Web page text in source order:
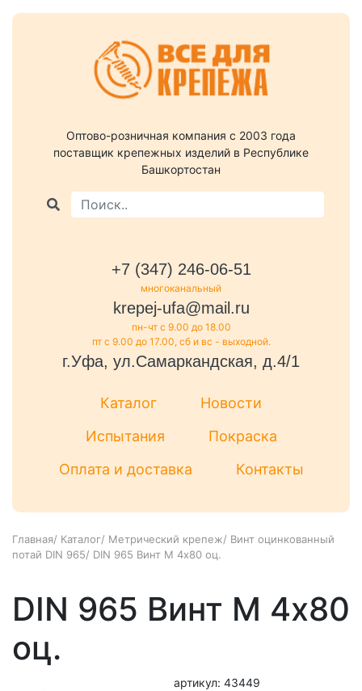
Оптово-розничная компания c 2003 года
поставщик крепежных изделий в Республике
Башкортостан
+7 (347) 246-06-51
многоканальный
krepej-ufa@mail.ru
пн-чт с 9.00 до 18.00
пт с 9.00 до 17.00, сб и вс - выходной.
г.Уфа, ул.Самаркандская, д.4/1
Каталог
Новости
Испытания
Покраска
Оплата и доставка
Контакты
Главная/ Каталог/ Метрический крепеж/ Винт оцинкованный
потай DIN 965/ DIN 965 Винт М 4х80 оц.
DIN 965 Винт М 4х80
оц.
артикул: 43449